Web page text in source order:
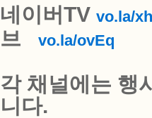
네이버TV vo.la/
브 vo.la/ovEq
각 채널에는 행
니다.